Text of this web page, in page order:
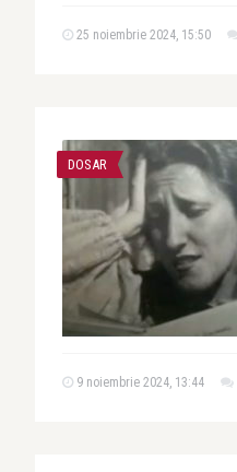
25 noiembrie 2024, 15:50
DOSAR
9 noiembrie 2024, 13:44